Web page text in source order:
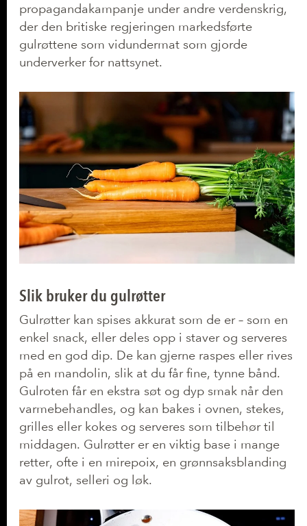
propagandakampanje under andre verdenskrig,
der den britiske regjeringen markedsførte
gulrøttene som vidundermat som gjorde
underverker for nattsynet.
Slik bruker du gulrøtter
Gulrøtter kan spises akkurat som de er – som en
enkel snack, eller deles opp i staver og serveres
med en god dip. De kan gjerne raspes eller rives
på en mandolin, slik at du får fine, tynne bånd.
Gulroten får en ekstra søt og dyp smak når den
varmebehandles, og kan bakes i ovnen, stekes,
grilles eller kokes og serveres som tilbehør til
middagen. Gulrøtter er en viktig base i mange
retter, ofte i en mirepoix, en grønnsaksblanding
av gulrot, selleri og løk.